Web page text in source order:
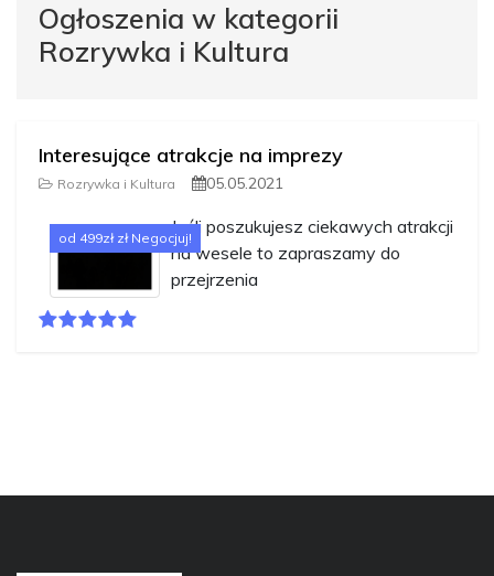
Ogłoszenia w kategorii
Rozrywka i Kultura
Interesujące atrakcje na imprezy
Rozrywka i Kultura 05.05.2021
od 499zł zł Negocjuj!
Jeśli poszukujesz ciekawych atrakcji
na wesele to zapraszamy do
przejrzenia